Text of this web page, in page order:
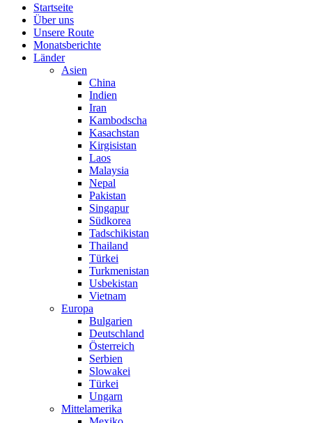
Startseite
Über uns
Unsere Route
Monatsberichte
Länder
Asien
China
Indien
Iran
Kambodscha
Kasachstan
Kirgisistan
Laos
Malaysia
Nepal
Pakistan
Singapur
Südkorea
Tadschikistan
Thailand
Türkei
Turkmenistan
Usbekistan
Vietnam
Europa
Bulgarien
Deutschland
Österreich
Serbien
Slowakei
Türkei
Ungarn
Mittelamerika